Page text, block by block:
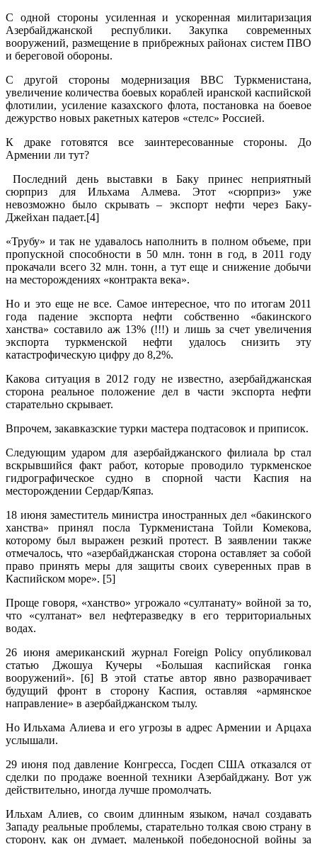
С одной стороны усиленная и ускоренная милитаризация
Азербайджанской республики. Закупка современных
вооружений, размещение в прибрежных районах систем ПВО
и береговой обороны.
С другой стороны модернизация ВВС Туркменистана,
увеличение количества боевых кораблей иранской каспийской
флотилии, усиление казахского флота, постановка на боевое
дежурство новых ракетных катеров «стелс» Россией.
К драке готовятся все заинтересованные стороны. До
Армении ли тут?
Последний день выставки в Баку принес неприятный
сюрприз для Ильхама Алмева. Этот «сюрприз» уже
невозможно было скрывать – экспорт нефти через Баку-
Джейхан падает.[4]
«Трубу» и так не удавалось наполнить в полном объеме, при
пропускной способности в 50 млн. тонн в год, в 2011 году
прокачали всего 32 млн. тонн, а тут еще и снижение добычи
на месторождениях «контракта века».
Но и это еще не все. Самое интересное, что по итогам 2011
года падение экспорта нефти собственно «бакинского
ханства» составило аж 13% (!!!) и лишь за счет увеличения
экспорта туркменской нефти удалось снизить эту
катастрофическую цифру до 8,2%.
Какова ситуация в 2012 году не известно, азербайджанская
сторона реальное положение дел в части экспорта нефти
старательно скрывает.
Впрочем, закавказские турки мастера подтасовок и приписок.
Следующим ударом для азербайджанского филиала bp стал
вскрывшийся факт работ, которые проводило туркменское
гидрографическое судно в спорной части Каспия на
месторождении Сердар/Кяпаз.
18 июня заместитель министра иностранных дел «бакинского
ханства» принял посла Туркменистана Тойли Комекова,
которому был выражен резкий протест. В заявлении также
отмечалось, что «азербайджанская сторона оставляет за собой
право принять меры для защиты своих суверенных прав в
Каспийском море». [5]
Проще говоря, «ханство» угрожало «султанату» войной за то,
что «султанат» вел нефтеразведку в его территориальных
водах.
26 июня американский журнал Foreign Policy опубликовал
статью Джошуа Кучеры «Большая каспийская гонка
вооружений». [6] В этой статье автор явно разворачивает
будущий фронт в сторону Каспия, оставляя «армянское
направление» в азербайджанском тылу.
Но Ильхама Алиева и его угрозы в адрес Армении и Арцаха
услышали.
29 июня под давление Конгресса, Госдеп США отказался от
сделки по продаже военной техники Азербайджану. Вот уж
действительно, иногда лучше промолчать.
Ильхам Алиев, со своим длинным языком, начал создавать
Западу реальные проблемы, старательно толкая свою страну в
сторону, как он думает, маленькой победоносной войны за